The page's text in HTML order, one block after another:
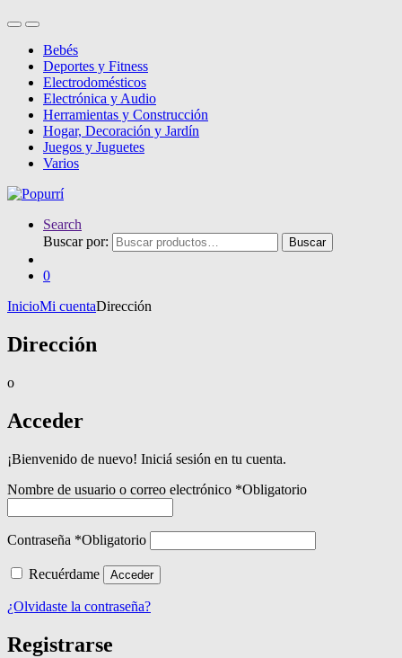
Bebés
Deportes y Fitness
Electrodomésticos
Electrónica y Audio
Herramientas y Construcción
Hogar, Decoración y Jardín
Juegos y Juguetes
Varios
Search
Buscar por:
Buscar
0
InicioMi cuentaDirección
Dirección
o
Acceder
¡Bienvenido de nuevo! Iniciá sesión en tu cuenta.
Nombre de usuario o correo electrónico *Obligatorio
Contraseña *Obligatorio
Recuérdame Acceder
¿Olvidaste la contraseña?
Registrarse